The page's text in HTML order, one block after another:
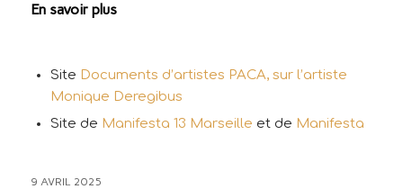
En savoir plus
Site Documents d’artistes PACA, sur l’artiste
Monique Deregibus
Site de Manifesta 13 Marseille et de Manifesta
9 AVRIL 2025